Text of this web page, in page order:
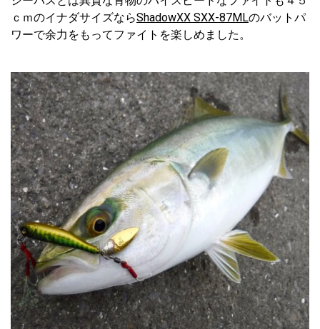
ｃｍのイナダサイズならShadowXX SXX-87MLのバットパ
ワーで余力をもってファイトを楽しめました。